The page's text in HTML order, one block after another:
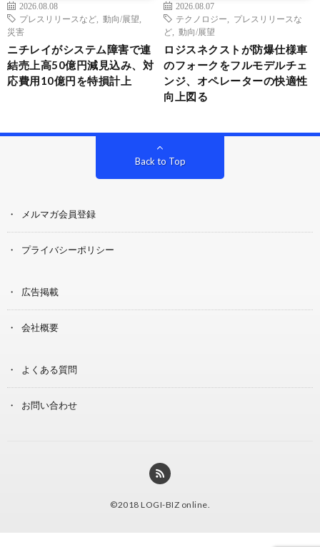
2026.08.08
プレスリリースなど
動向/展望
災害
ニチレイがシステム障害で連
結売上高50億円減見込み、対
応費用10億円を特損計上
2026.08.07
テクノロジー
プレスリリースな
ど
動向/展望
ロジスネクストが防爆仕様車
のフォークをフルモデルチェ
ンジ、オペレーターの快適性
向上図る
Back to Top
メルマガ会員登録
プライバシーポリシー
広告掲載
会社概要
よくある質問
お問い合わせ
©2018 LOGI-BIZ online